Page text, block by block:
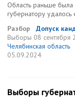
Область раньше была
губернатору удалось
Разбор
Допуск
Выборы 08 сентября
Челябинская область
05.09.2024
Выборы